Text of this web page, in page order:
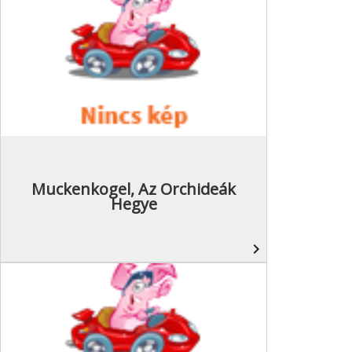
Muckenkogel, Az Orchideák
Hegye
navigate_next